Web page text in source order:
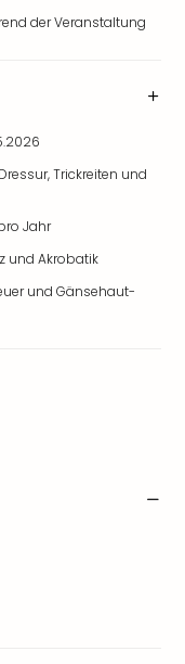
der Veranstaltung
Trickreiten und
Jahr
und Akrobatik
und Gänsehaut-